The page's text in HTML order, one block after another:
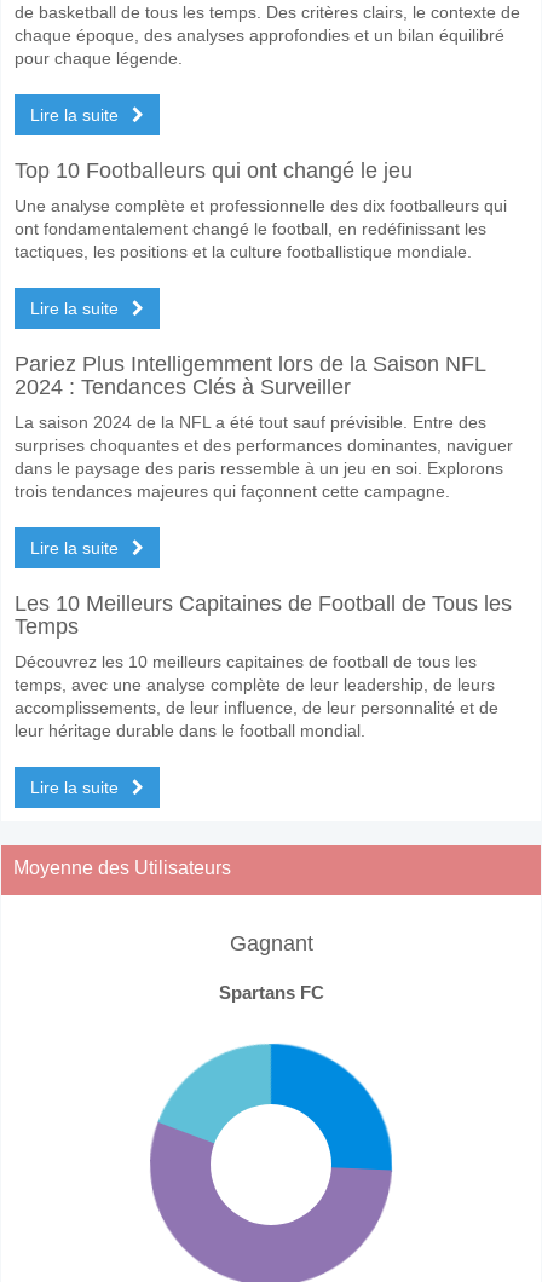
de basketball de tous les temps. Des critères clairs, le contexte de
chaque époque, des analyses approfondies et un bilan équilibré
pour chaque légende.
Lire la suite
Top 10 Footballeurs qui ont changé le jeu
Une analyse complète et professionnelle des dix footballeurs qui
ont fondamentalement changé le football, en redéfinissant les
tactiques, les positions et la culture footballistique mondiale.
Lire la suite
Pariez Plus Intelligemment lors de la Saison NFL
2024 : Tendances Clés à Surveiller
La saison 2024 de la NFL a été tout sauf prévisible. Entre des
surprises choquantes et des performances dominantes, naviguer
dans le paysage des paris ressemble à un jeu en soi. Explorons
trois tendances majeures qui façonnent cette campagne.
Lire la suite
Les 10 Meilleurs Capitaines de Football de Tous les
Temps
Découvrez les 10 meilleurs capitaines de football de tous les
temps, avec une analyse complète de leur leadership, de leurs
accomplissements, de leur influence, de leur personnalité et de
leur héritage durable dans le football mondial.
Lire la suite
Moyenne des Utilisateurs
Gagnant
Spartans FC